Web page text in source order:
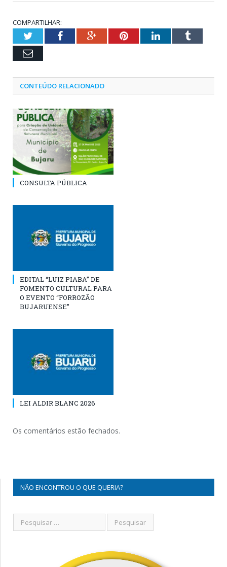
COMPARTILHAR:
TwitterFacebookGoogle+PinterestLinkedInTumblr
Email
CONTEÚDO RELACIONADO
CONSULTA PÚBLICA
EDITAL “LUIZ PIABA” DE
FOMENTO CULTURAL PARA
O EVENTO “FORROZÃO
BUJARUENSE”
LEI ALDIR BLANC 2026
Os comentários estão fechados.
NÃO ENCONTROU O QUE QUERIA?